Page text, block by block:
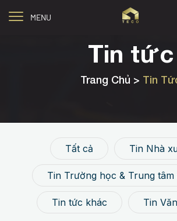
MENU
Tin tức
Trang Chủ > Tin
Tin tứcTất cả Tin Nhà
Tin Trường học & Trung
Tin tức khác Tin